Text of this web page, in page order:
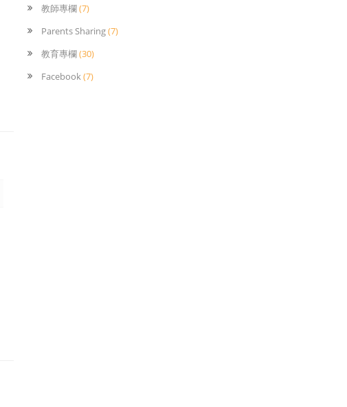
教師專欄(7)
Parents Sharing(7)
教育專欄(30)
Facebook(7)